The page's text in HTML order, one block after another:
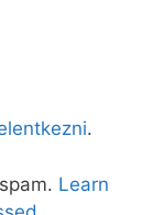
.
Learn